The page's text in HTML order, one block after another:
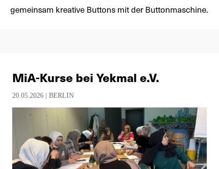
gemeinsam kreative Buttons mit der Buttonmaschine.
MiA-Kurse bei Yekmal e.V.
20.05.2026 | BERLIN